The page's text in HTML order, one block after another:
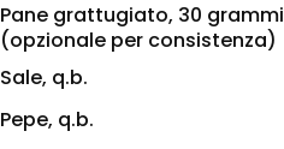
Pane grattugiato, 30 grammi
(opzionale per consistenza)
Sale, q.b.
Pepe, q.b.